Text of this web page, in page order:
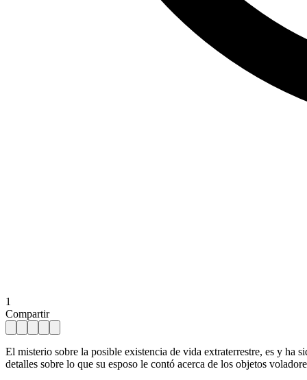
1
Compartir
El misterio sobre la posible existencia de vida extraterrestre, es y ha
detalles sobre lo que su esposo le contó acerca de los objetos